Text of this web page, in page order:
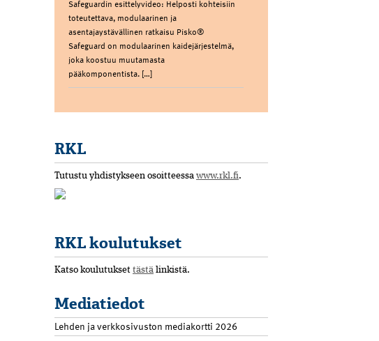
Safeguardin esittelyvideo: Helposti kohteisiin
toteutettava, modulaarinen ja
asentajaystävällinen ratkaisu Pisko®
Safeguard on modulaarinen kaidejärjestelmä,
joka koostuu muutamasta
pääkomponentista. […]
RKL
Tutustu yhdistykseen osoitteessa www.rkl.fi.
RKL koulutukset
Katso koulutukset tästä linkistä.
Mediatiedot
Lehden ja verkkosivuston mediakortti 2026